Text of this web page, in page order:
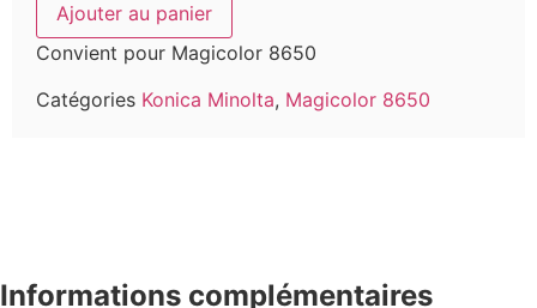
Ajouter au panier
Convient pour Magicolor 8650
Catégories Konica Minolta, Magicolor 8650
Informations complémentaires